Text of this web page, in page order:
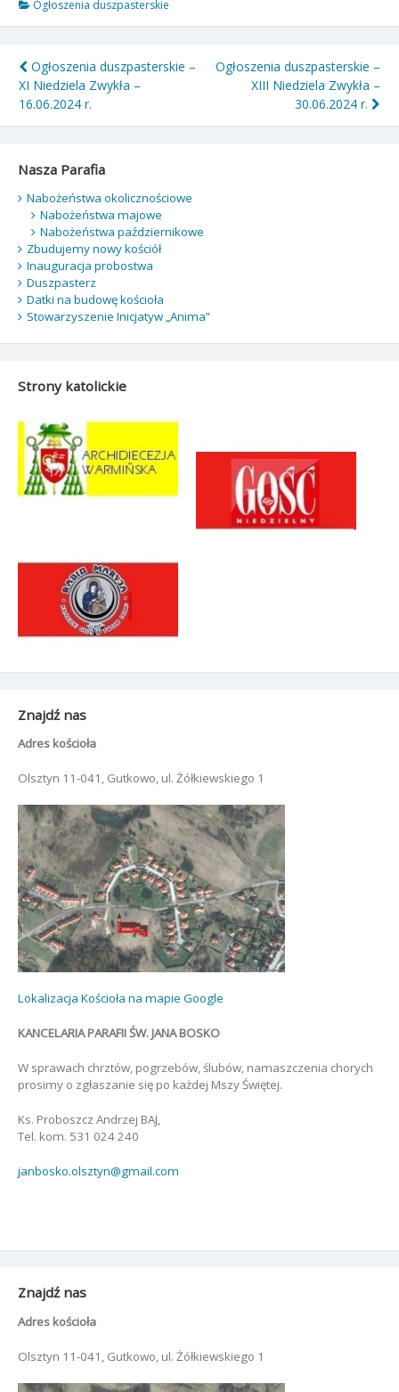
Ogłoszenia duszpasterskie
Nawigacja
wpisu
Ogłoszenia duszpasterskie –
XI Niedziela Zwykła –
16.06.2024 r.
Ogłoszenia duszpasterskie –
XIII Niedziela Zwykła –
30.06.2024 r.
Nasza Parafia
Nabożeństwa okolicznościowe
Nabożeństwa majowe
Nabożeństwa październikowe
Zbudujemy nowy kościół
Inauguracja probostwa
Duszpasterz
Datki na budowę kościoła
Stowarzyszenie Inicjatyw „Anima”
Strony katolickie
Znajdź nas
Adres kościoła
Olsztyn 11-041, Gutkowo, ul. Żółkiewskiego 1
Lokalizacja Kościoła na mapie Google
KANCELARIA PARAFII ŚW. JANA BOSKO
W sprawach chrztów, pogrzebów, ślubów, namaszczenia chorych
prosimy o zgłaszanie się po każdej Mszy Świętej.
Ks. Proboszcz Andrzej BAJ,
Tel. kom. 531 024 240
janbosko.olsztyn@gmail.com
Znajdź nas
Adres kościoła
Olsztyn 11-041, Gutkowo, ul. Żółkiewskiego 1